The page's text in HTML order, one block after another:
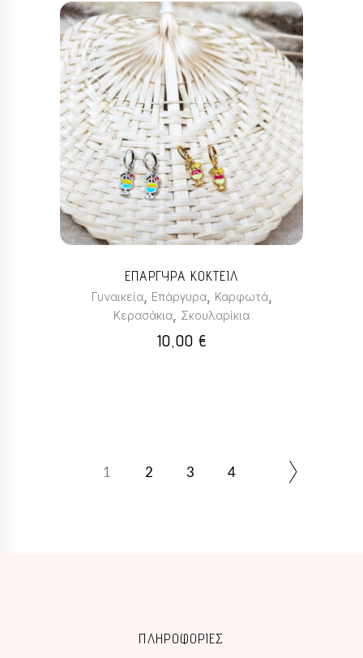
Αυτό
το
προϊόν
έχει
πολλαπλές
παραλλαγές.
Οι
επιλογές
να
επιλεγούν
στη
σελίδα
ΕΠΑΡΓΥΡΑ ΚΟΚΤΕΙΛ
Γυναικεία, Επάργυρα, Καρφωτά,
Κερασάκια, Σκουλαρίκια
10,00 €
1 2 3 4
ΠΛΗΡΟΦΟΡΙΕΣ